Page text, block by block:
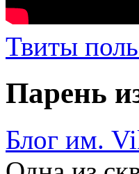
Твиты
Парень
Блог им.